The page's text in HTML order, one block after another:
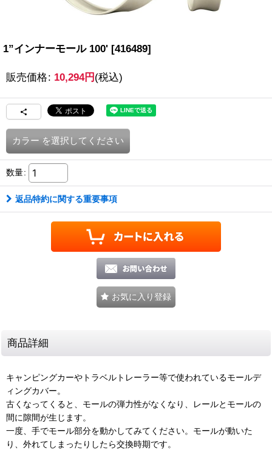
1”インナーモール 100' [416489]
販売価格: 10,294円 (税込)
カラー を選択してください
数量:
返品特約に関する重要事項
お気に入り登録
商品詳細
キャンピングカーやトラベルトレーラー等で使われているモールデ
ィングカバー。
古くなってくると、モールの弾力性がなくなり、レールとモールの
間に隙間が生じます。
一度、手でモール部分を動かしてみてください。モールが動いた
り、外れてしまったりしたら交換時期です。